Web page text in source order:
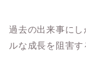
過去の出来事に
ルな成長を阻害す